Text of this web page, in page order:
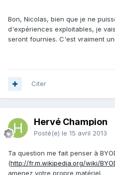
Bon, Nicolas, bien que je ne
d'expériences exploitables, je
seront fournies. C'est vraiment
Citer
Hervé Champion
Posté(e) le 15 avril 2013
Ta question me fait penser à
(http://fr.m.wikipedia.org/wiki/
amenez votre propre matériel.